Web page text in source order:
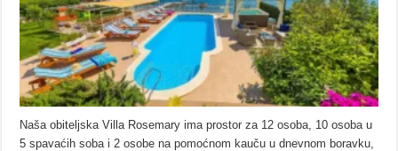
Naša obiteljska Villa Rosemary ima prostor za 12 osoba, 10 osoba u
5 spavaćih soba i 2 osobe na pomoćnom kauču u dnevnom boravku,